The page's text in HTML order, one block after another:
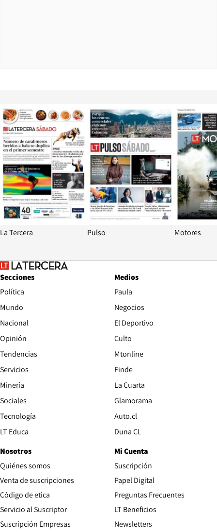
Opens in new window
La Tercera
Opens in
Pulso Motores
Secciones
Política
Mundo
Nacional
Opinión
Tendencias
Servicios
Minería
Sociales
Tecnología
LT Educa
Medios
Paula
Negocios
El Deportivo
Culto
Mtonline
Finde
La Cuarta
Glamorama
Auto.clOpens in new window
Duna CLOpens in new window
Nosotros
Quiénes somos
Venta de suscripciones
Código de etica Opens in new window
Servicio al Suscriptor
Suscripción Empresas
Mi Cuenta
Suscripción
Papel DigitalOpens in new
Preguntas Frecuentes
LT Beneficios
Newsletters